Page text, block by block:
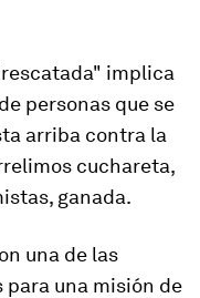
implica
personas que se
arriba contra la
cuchareta,
ganada.
una de las
una misión de